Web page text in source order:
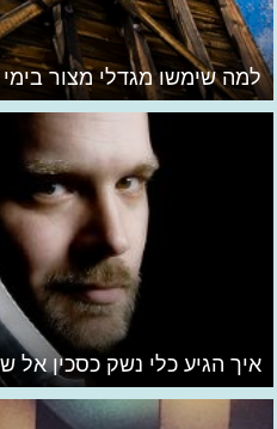
למה שימשו מגדלי מצור בימי
איך הגיע כלי נשק כסכין אל